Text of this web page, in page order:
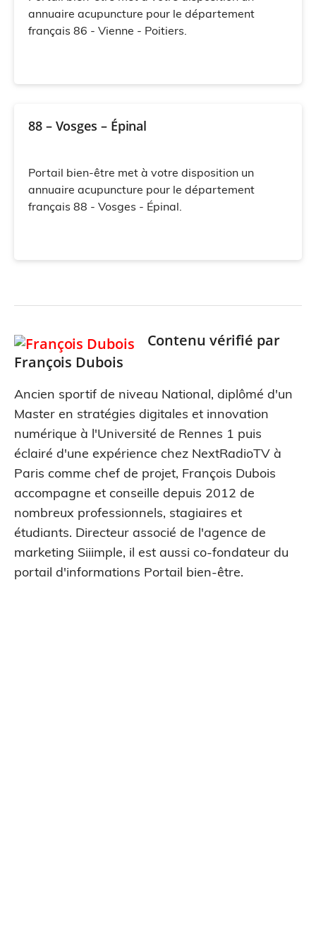
annuaire acupuncture pour le département
français 86 - Vienne - Poitiers.
88 – Vosges – Épinal
Portail bien-être met à votre disposition un
annuaire acupuncture pour le département
français 88 - Vosges - Épinal.
Contenu vérifié par
François Dubois
Ancien sportif de niveau National, diplômé d'un
Master en stratégies digitales et innovation
numérique à l'Université de Rennes 1 puis
éclairé d'une expérience chez NextRadioTV à
Paris comme chef de projet, François Dubois
accompagne et conseille depuis 2012 de
nombreux professionnels, stagiaires et
étudiants. Directeur associé de l'agence de
marketing Siiimple, il est aussi co-fondateur du
portail d'informations Portail bien-être.